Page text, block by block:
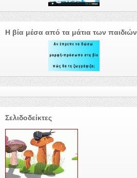
Η βία μέσα από τα μάτια των παιδιών
Σελιδοδείκτες